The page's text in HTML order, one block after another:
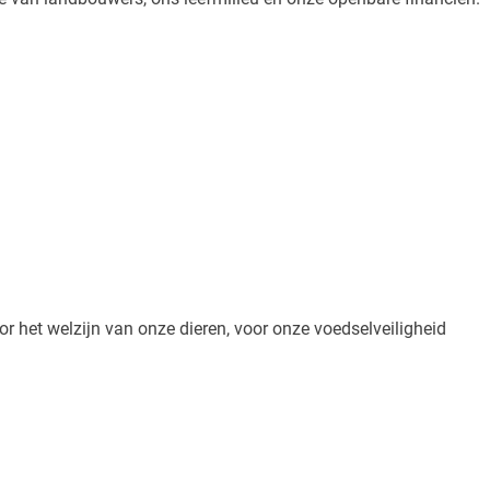
het welzijn van onze dieren, voor onze voedselveiligheid